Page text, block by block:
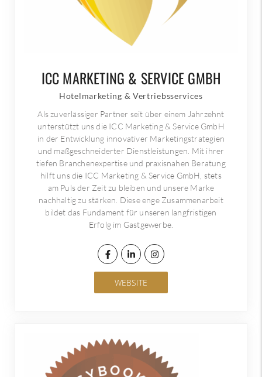
ICC MARKETING & SERVICE GMBH
Hotelmarketing & Vertriebsservices
Als zuverlässiger Partner seit über einem Jahrzehnt
unterstützt uns die ICC Marketing & Service GmbH
in der Entwicklung innovativer Marketingstrategien
und maßgeschneiderter Dienstleistungen. Mit ihrer
tiefen Branchenexpertise und praxisnahen Beratung
hilft uns die ICC Marketing & Service GmbH, stets
am Puls der Zeit zu bleiben und unsere Marke
nachhaltig zu stärken. Diese enge Zusammenarbeit
bildet das Fundament für unseren langfristigen
Erfolg im Gastgewerbe.
WEBSITE